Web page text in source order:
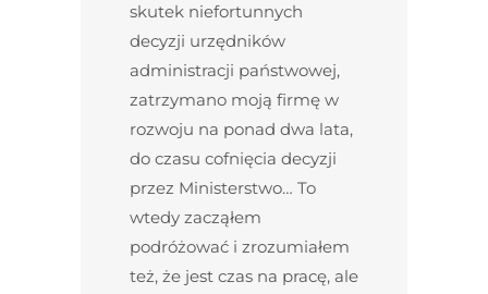
skutek niefortunnych
decyzji urzędników
administracji państwowej,
zatrzymano moją firmę w
rozwoju na ponad dwa lata,
do czasu cofnięcia decyzji
przez Ministerstwo… To
wtedy zacząłem
podróżować i zrozumiałem
też, że jest czas na pracę, ale